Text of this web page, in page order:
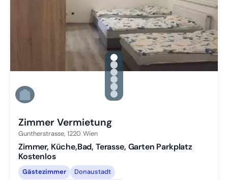
gallery.slide_selector
Zu Slide 1 wechseln
Zu Slide 2 wechseln
Zu Slide 3 wechseln
Zu Slide 4 wechseln
Zu Slide 5 wechseln
Zu Slide 6 wechseln
Zimmer Vermietung
Guntherstrasse, 1220 Wien
Zimmer, Küche,Bad, Terasse, Garten Parkplatz
Kostenlos
Gästezimmer
Donaustadt